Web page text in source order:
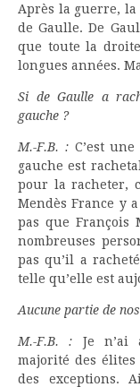
Après la guerre, la
de Gaulle. De
que toute la
longues années.
Si de Gaulle a
gauche ?
M.-F.B. :C’est
gauche est
pour la racheter,
Mendès France y
pas que
nombreuses
pas qu’il a
telle qu’elle est
Aucune partie de
M.-F.B. : Je n’ai
majorité des élites
des exceptions.